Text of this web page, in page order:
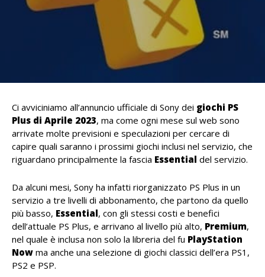
Ci avviciniamo all’annuncio ufficiale di Sony dei giochi PS
Plus di Aprile 2023, ma come ogni mese sul web sono
arrivate molte previsioni e speculazioni per cercare di
capire quali saranno i prossimi giochi inclusi nel servizio, che
riguardano principalmente la fascia Essential del servizio.
Da alcuni mesi, Sony ha infatti riorganizzato PS Plus in un
servizio a tre livelli di abbonamento, che partono da quello
più basso, Essential, con gli stessi costi e benefici
dell’attuale PS Plus, e arrivano al livello più alto, Premium,
nel quale è inclusa non solo la libreria del fu PlayStation
Now ma anche una selezione di giochi classici dell’era PS1,
PS2 e PSP.